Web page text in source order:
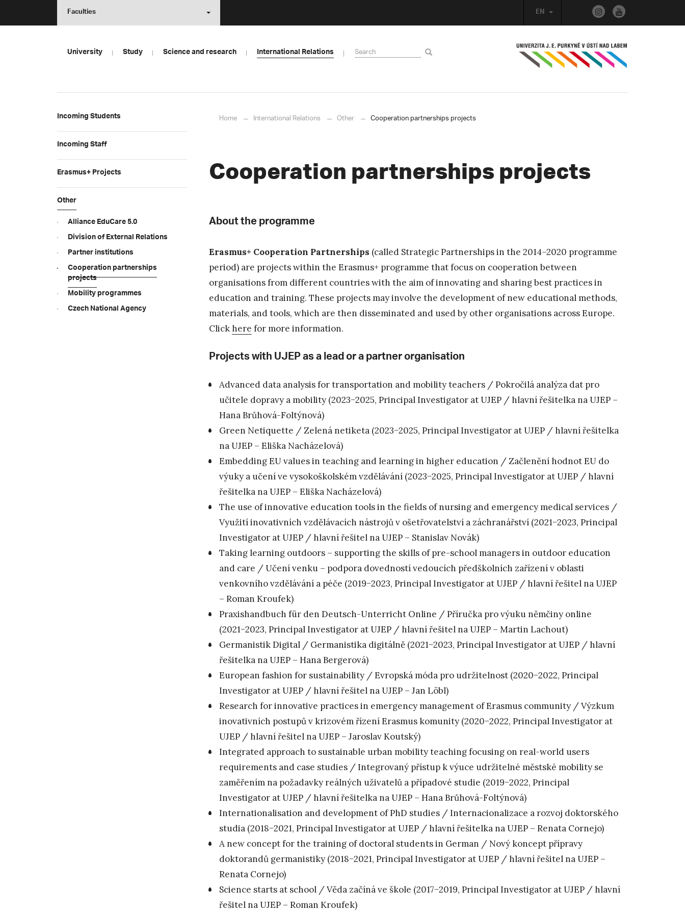
EN
Faculties
University Study Science and research International Relations
Incoming Students
Incoming Staff
Erasmus+ Projects
Other
Alliance EduCare 5.0
Division of External Relations
Partner institutions
Cooperation partnerships
projects
Mobility programmes
Czech National Agency
Home International Relations Other Cooperation partnerships projects
Cooperation partnerships projects
About the programme
Erasmus+ Cooperation Partnerships (called Strategic Partnerships in the 2014–2020 programme
period) are projects within the Erasmus+ programme that focus on cooperation between
organisations from different countries with the aim of innovating and sharing best practices in
education and training. These projects may involve the development of new educational methods,
materials, and tools, which are then disseminated and used by other organisations across Europe.
Clickhere for more information.
Projects with UJEP as a lead or a partner organisation
Advanced data analysis for transportation and mobility teachers / Pokročilá analýza dat pro
učitele dopravy a mobility (2023−2025, Principal Investigator at UJEP / hlavní řešitelka na UJEP –
Hana Brůhová-Foltýnová)
Green Netiquette / Zelená netiketa (2023−2025, Principal Investigator at UJEP / hlavní řešitelka
na UJEP – Eliška Nacházelová)
Embedding EU values in teaching and learning in higher education / Začlenění hodnot EU do
výuky a učení ve vysokoškolském vzdělávání (2023−2025, Principal Investigator at UJEP / hlavní
řešitelka na UJEP – Eliška Nacházelová)
The use of innovative education tools in the fields of nursing and emergency medical services /
Využití inovativních vzdělávacích nástrojů v ošetřovatelství a záchranářství (2021−2023, Principal
Investigator at UJEP / hlavní řešitel na UJEP – Stanislav Novák)
Taking learning outdoors – supporting the skills of pre-school managers in outdoor education
and care / Učení venku – podpora dovedností vedoucích předškolních zařízení v oblasti
venkovního vzdělávání a péče (2019−2023, Principal Investigator at UJEP / hlavní řešitel na UJEP
– Roman Kroufek)
Praxishandbuch für den Deutsch-Unterricht Online / Příručka pro výuku němčiny online
(2021−2023, Principal Investigator at UJEP / hlavní řešitel na UJEP – Martin Lachout)
Germanistik Digital / Germanistika digitálně (2021−2023, Principal Investigator at UJEP / hlavní
řešitelka na UJEP – Hana Bergerová)
European fashion for sustainability / Evropská móda pro udržitelnost (2020−2022, Principal
Investigator at UJEP / hlavní řešitel na UJEP – Jan Löbl)
Research for innovative practices in emergency management of Erasmus community / Výzkum
inovativních postupů v krizovém řízení Erasmus komunity (2020−2022, Principal Investigator at
UJEP / hlavní řešitel na UJEP – Jaroslav Koutský)
Integrated approach to sustainable urban mobility teaching focusing on real-world users
requirements and case studies / Integrovaný přístup k výuce udržitelné městské mobility se
zaměřením na požadavky reálných uživatelů a případové studie (2019−2022, Principal
Investigator at UJEP / hlavní řešitelka na UJEP – Hana Brůhová-Foltýnová)
Internationalisation and development of PhD studies / Internacionalizace a rozvoj doktorského
studia (2018−2021, Principal Investigator at UJEP / hlavní řešitelka na UJEP – Renata Cornejo)
A new concept for the training of doctoral students in German / Nový koncept přípravy
doktorandů germanistiky (2018−2021, Principal Investigator at UJEP / hlavní řešitel na UJEP –
Renata Cornejo)
Science starts at school / Věda začíná ve škole (2017−2019, Principal Investigator at UJEP / hlavní
řešitel na UJEP – Roman Kroufek)